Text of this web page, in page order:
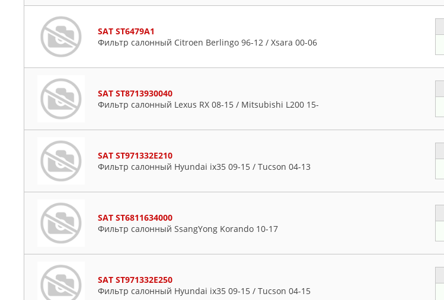
SAT ST6479A1
Фильтр салонный Citroen Berlingo 96-12 / Xsara 00-06
SAT ST8713930040
Фильтр салонный Lexus RX 08-15 / Mitsubishi L200 15-
SAT ST971332E210
Фильтр салонный Hyundai ix35 09-15 / Tucson 04-13
SAT ST6811634000
Фильтр салонный SsangYong Korando 10-17
SAT ST971332E250
Фильтр салонный Hyundai ix35 09-15 / Tucson 04-15